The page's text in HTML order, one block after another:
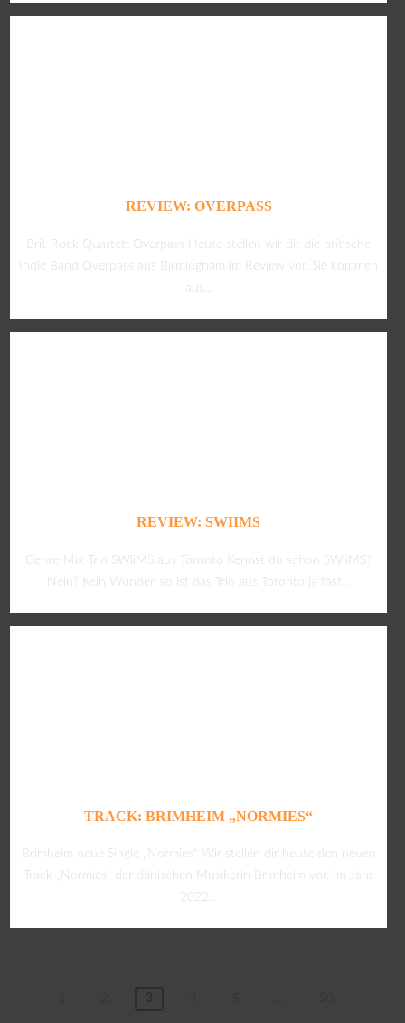
REVIEW: OVERPASS
Brit-Rock Quartett Overpass Heute stellen wir dir die britische
Indie Band Overpass aus Birmingham im Review vor. Sie kommen
aus...
REVIEW: SWIIMS
Genre-Mix Trio SWiiMS aus Toronto Kennst du schon SWiiMS?
Nein? Kein Wunder, so ist das Trio aus Toronto ja fast...
TRACK: BRIMHEIM „NORMIES“
Brimheim neue Single „Normies“ Wir stellen dir heute den neuen
Track „Normies“ der dänischen Musikerin Brimheim vor. Im Jahr
2022...